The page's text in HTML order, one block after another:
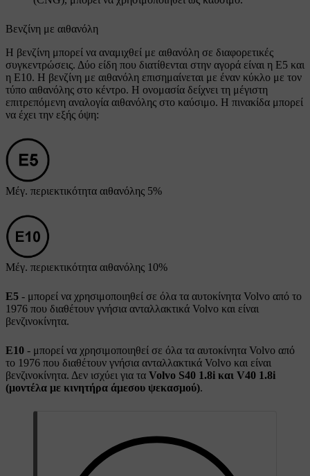
Βενζίνη με αιθανόλη
Η βενζίνη μπορεί να αναμιχθεί με αιθανόλη σε διαφορετικές
συγκεντρώσεις. Δύο είδη που διατίθενται στην αγορά είναι η E5 και
η E10. Η βενζίνη με αιθανόλη επισημαίνεται με έναν κύκλο με τον
τύπο αιθανόλης στο κέντρο. Η ονομασία δείχνει τη μέγιστη
επιτρεπόμενη αναλογία αιθανόλης στο καύσιμο. Η πινακίδα μπορεί
να έχει την εξής όψη:
Μέγ. περιεκτικότητα αιθανόλης 5%
Μέγ. περιεκτικότητα αιθανόλης 10%
E5 - μπορεί να χρησιμοποιηθεί σε όλα τα αυτοκίνητα Volvo από το
1976 που διαθέτουν γνήσια ανταλλακτικά Volvo και είναι
βενζινοκίνητα.
E10 - μπορεί να χρησιμοποιηθεί σε όλα τα αυτοκίνητα Volvo από
το 1976 που διαθέτουν γνήσια ανταλλακτικά Volvo και είναι
βενζινοκίνητα. Δεν ισχύει για τα Volvo S40 1.8i και V40 1.8i
(μοντέλα με κινητήρα άμεσου ψεκασμού).